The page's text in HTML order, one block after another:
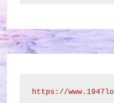
https://